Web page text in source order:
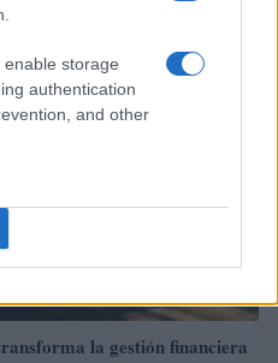
storage
authentication
and other
la gestión financiera